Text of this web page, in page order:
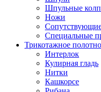
Шпульные
Ножи
Специальные
Трикотажное полотно
Интерлок
Кулирная гладь
Нитки
Кашкорсе